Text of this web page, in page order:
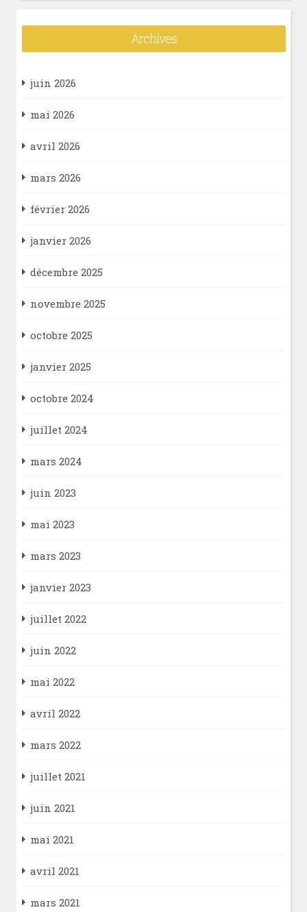
Archives
juin 2026
mai 2026
avril 2026
mars 2026
février 2026
janvier 2026
décembre 2025
novembre 2025
octobre 2025
janvier 2025
octobre 2024
juillet 2024
mars 2024
juin 2023
mai 2023
mars 2023
janvier 2023
juillet 2022
juin 2022
mai 2022
avril 2022
mars 2022
juillet 2021
juin 2021
mai 2021
avril 2021
mars 2021